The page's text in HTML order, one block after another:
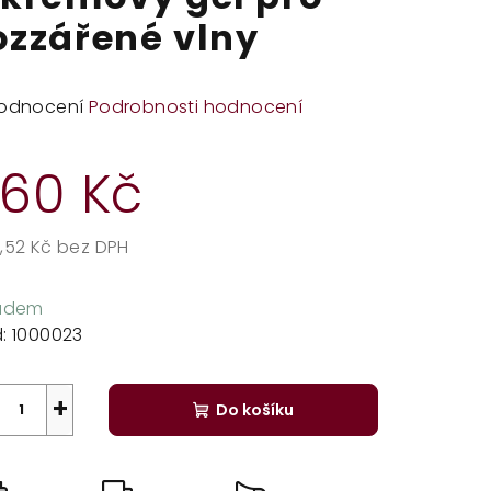
vlny
Podrobnosti hodnocení
Kč
Kč bez DPH
1000023
+ Do košíku